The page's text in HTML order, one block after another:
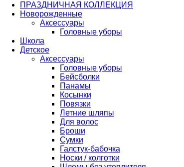
ПРАЗДНИЧНАЯ КОЛЛЕКЦИЯ
Новорожденные
Аксессуары
Головные уборы
Школа
Детское
Аксессуары
Головные уборы
Бейсболки
Панамы
Косынки
Повязки
Летние шляпы
Для волос
Броши
Сумки
Галстук-бабочка
Носки / колготки